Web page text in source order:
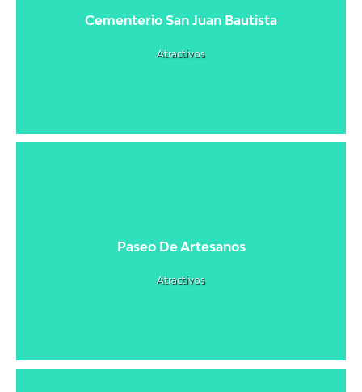
Cementerio San Juan Bautista
Atractivos
Paseo De Artesanos
Atractivos